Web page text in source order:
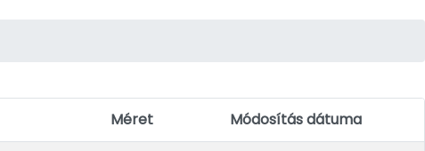
Méret
Módosítás dátuma
Elem